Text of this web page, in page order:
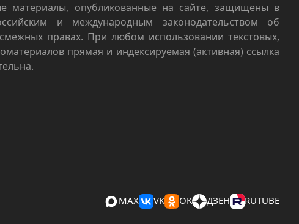
материалы, опубликованные на сайте, защищены в
и международным законодательством об
правах. При любом использовании текстовых,
прямая и индексируемая (активная) ссылка
MAX VK OK ДЗЕН RUTUBE